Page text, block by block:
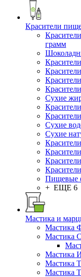
Красители
грамм
Сухие
Сухие
Сухие
Пищевые
+ ЕЩЕ 6
Мастика и
Мастика
Мастика
Мастика
Мастика